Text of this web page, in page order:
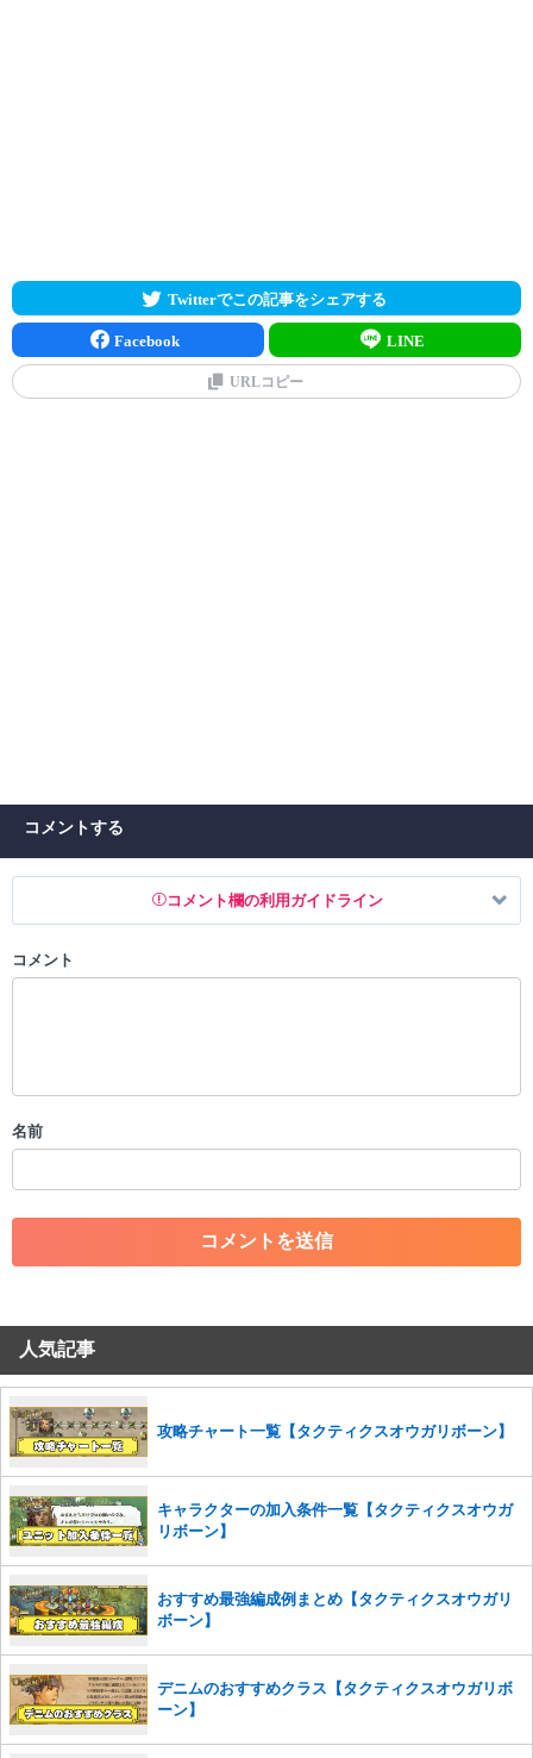
Twitterでこの記事をシェアする
Facebook LINE
URLコピー
コメントする
コメント欄の利用ガイドライン
以下の書き込みを禁止とし、場合によってはコメント削除や書き込み制
・一度削除された投稿を再び投稿すること
・アカウントの売買など金銭が絡む内容の投稿
・各ゲームのネタバレを含む内容の投稿
・その他、管理者が不適切と判断した投稿
コメントの削除を申請する
せていただきます。ご了承ください。
※一度削除したコメントは復元ができませんのでご注意くだ
さい。
った場合は、法的措置をとらせていただく場合もございますので、あら
かじめご理解くださいませ。
コメント
名前
人気記事
攻略チャート一覧【タクティクスオウガリボーン】
キャラクターの加入条件一覧【タクティクスオウガ
リボーン】
おすすめ最強編成例まとめ【タクティクスオウガリ
ボーン】
デニムのおすすめクラス【タクティクスオウガリボ
ーン】